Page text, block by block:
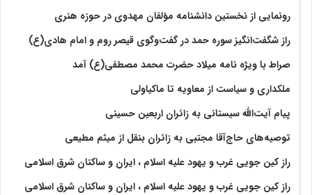
رونمایی از نخستین دانشنامه مؤلفان مهدوی در حوزه هنری
راز شگفت‌انگیز سوره حمد در گفت‌وگوی قیصر روم و امام هادی(ع)
صراط با ویژه نامه میلاد حضرت محمد مصطفی(ع) آمد
ملکداری و سیاست از معاویه تا ماکیاولی
پیام آیت‌الله سیستانی به زائران اربعین حسینی
توصیه‌های حاج‌آقا مجتبی به زائران بنقل از میثم مطیعی
راز کین جویی غرب و یهود علیه اسلام ، ایران و ساکنان شرق اسلامی
راز کین جویی غرب و یهود علیه اسلام ، ایران و ساکنان شرق اسلامی